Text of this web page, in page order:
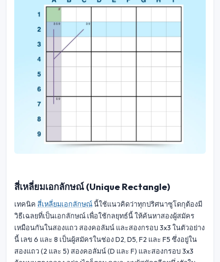
สี่เหลี่ยมเอกลักษณ์ (Unique Rectangle)
เทคนิค สี่เหลี่ยมเอกลักษณ์นี้ใช้แนวคิดว่าทุกปริศนาซูโดกุต้องมี
วิธีเฉลยที่เป็นเอกลักษณ์ เพื่อใช้กลยุทธ์นี้ ให้ค้นหาสองผู้สมัคร
เหมือนกันในสองแถว สองคอลัมน์ และสองกรอบ 3x3 ในตัวอย่าง
นี้ เลข 6 และ 8 เป็นผู้สมัครในช่อง D2, D5, F2 และ F5 ซึ่งอยู่ใน
สองแถว (2 และ 5) สองคอลัมน์ (D และ F) และสองกรอบ 3x3